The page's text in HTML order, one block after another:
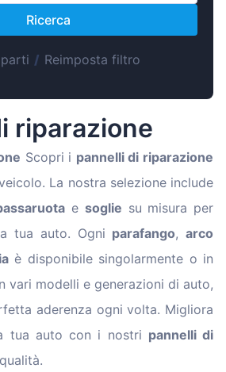
Magyar
Hrvatski
Latvian
Slovenčina
Ricerca
/ Reimposta filtro
riparazione
Scopri i pannelli di riparazione
La nostra selezione include
e soglie su misura per
tua auto. Ogni parafango, arco
è disponibile singolarmente o in
vari modelli e generazioni di auto,
aderenza ogni volta. Migliora
tua auto con i nostri pannelli di